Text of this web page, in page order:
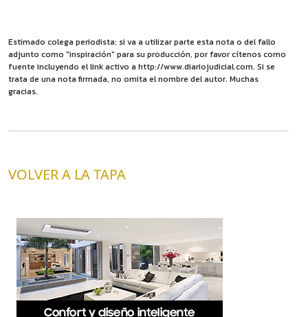
Estimado colega periodista: si va a utilizar parte esta nota o del fallo
adjunto como "inspiración" para su producción, por favor cítenos como
fuente incluyendo el link activo a http://www.diariojudicial.com. Si se
trata de una nota firmada, no omita el nombre del autor. Muchas
gracias.
VOLVER A LA TAPA